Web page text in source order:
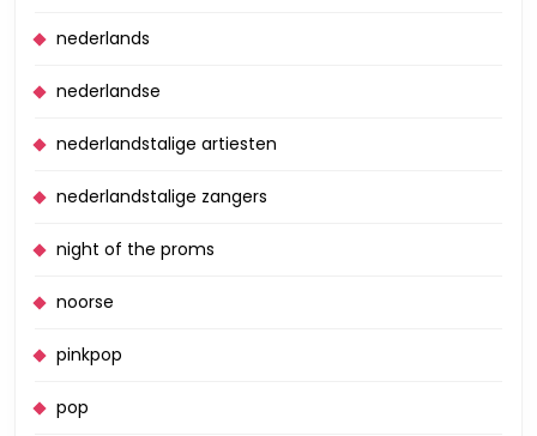
nederlands
nederlandse
nederlandstalige artiesten
nederlandstalige zangers
night of the proms
noorse
pinkpop
pop